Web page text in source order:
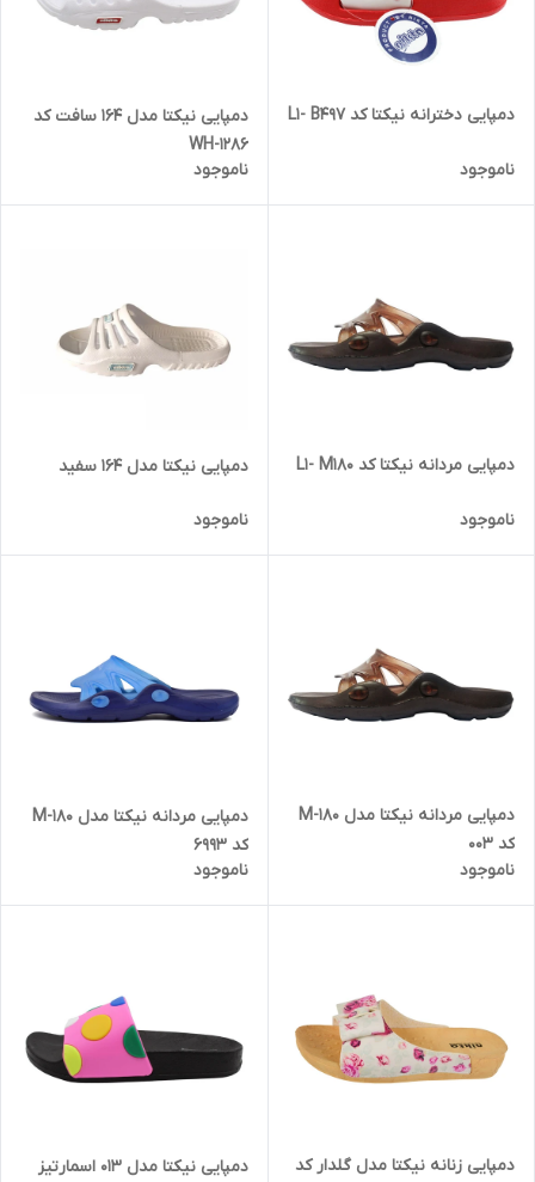
دمپایی دخترانه نیکتا کد L1- B497
ناموجود
دمپایی نیکتا مدل 164 سافت کد
1286-WH
ناموجود
دمپایی مردانه نیکتا کد L1- M180
ناموجود
دمپایی نیکتا مدل 164 سفید
ناموجود
دمپایی مردانه نیکتا مدل M-180
کد 003
ناموجود
دمپایی مردانه نیکتا مدل M-180
کد 6993
ناموجود
دمپایی زنانه نیکتا مدل گلدار کد
دمپایی نیکتا مدل 013 اسمارتیز